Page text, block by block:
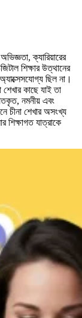
ক্যারিয়ারের
শিক্ষার উত্থানের
ছিল না।
কাছে যাই তা
নমনীয় এবং
চীনা শেখার অসংখ্য
শিক্ষাগত যাত্রাকে